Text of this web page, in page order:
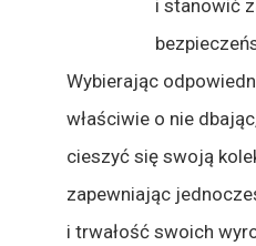
i stanowić
Wybierając
właściwie o nie
cieszyć się swoją
zapewniając
i trwałość swoich